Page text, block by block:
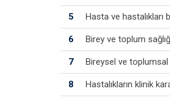
5 Hasta ve
6 Birey ve toplum
7 Bireysel ve toplumsal
8 Hastalıkların klinik